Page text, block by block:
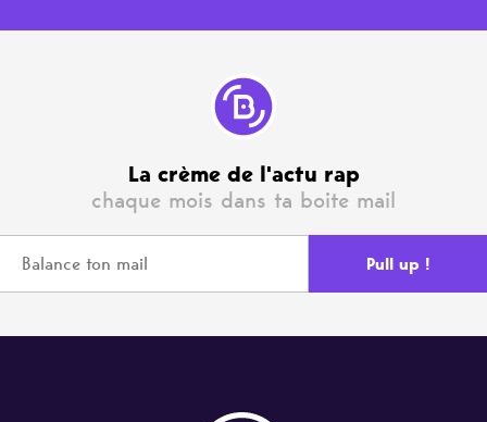
La crème de l'actu rap
chaque mois dans ta boite mail